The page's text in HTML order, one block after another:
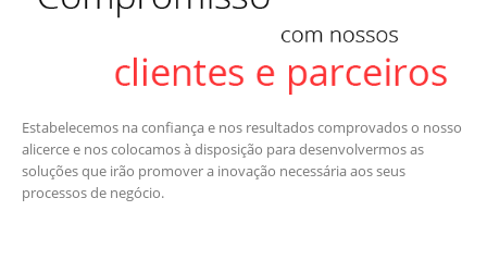
Estabelecemos na confiança e nos resultados comprovados o nosso
alicerce e nos colocamos à disposição para desenvolvermos as
soluções que irão promover a inovação necessária aos seus
processos de negócio.